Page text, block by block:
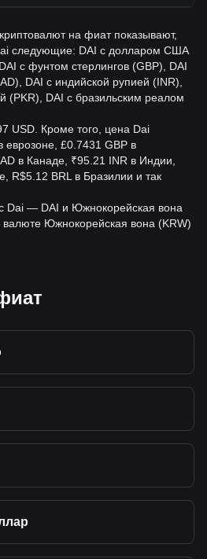
на фиат показывают,
следующие: DAI с долларом США
с фунтом стерлингов (GBP), DAI
DAI с индийской рупией (INR),
(PKR), DAI с бразильским реалом
Кроме того, цена Dai
еврозоне, £0.7431 GBP в
в Канаде, ₹95.21 INR в Индии,
R$5.12 BRL в Бразилии и так
Dai — DAI и Южнокорейская вона
Южнокорейская вона (KRW)